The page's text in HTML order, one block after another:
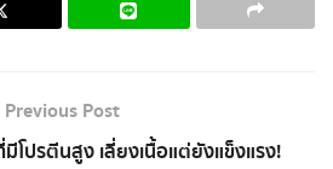
Previous Post
โปรตีนสูง เลี่ยงเนื้อแต่ยังแข็งแรง!